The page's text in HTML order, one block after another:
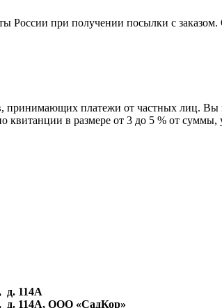
России при получении посылки с
платежи от частных лиц.
в размере от 3 до 5 % от
д. 114А
д. 114А, ООО «СадКор»